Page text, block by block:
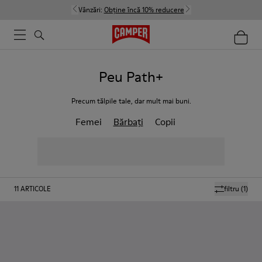
Vânzări: Obține încă 10% reducere
Peu Path+
Precum tălpile tale, dar mult mai buni.
Femei Bărbați Copii
filtru (1)
11ARTICOLE